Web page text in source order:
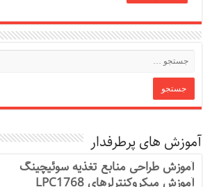
آموزش های پرطرفدار
آموزش طراحی منابع تغذیه سوئیچینگ